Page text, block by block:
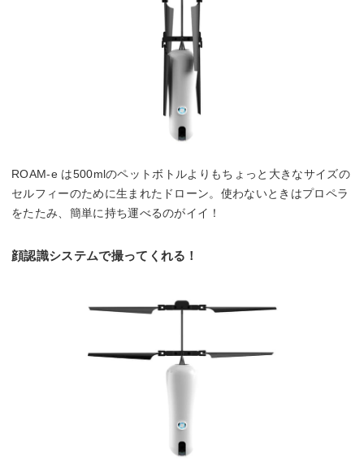
ROAM-e は500mlのペットボトルよりもちょっと大きなサイズの
セルフィーのために生まれたドローン。使わないときはプロペラ
をたたみ、簡単に持ち運べるのがイイ！
顔認識システムで撮ってくれる！